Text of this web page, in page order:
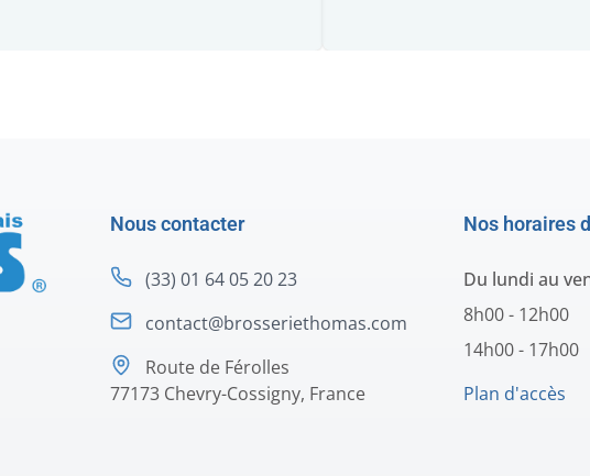
Nous contacter
(33) 01 64 05 20 23
contact@brosseriethomas.com
Route de Férolles
77173 Chevry-Cossigny, France
Nos horaires
Du lundi au
8h00 - 12h00
14h00 - 17h00
Plan d'accès